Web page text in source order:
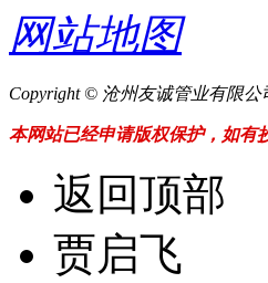
网站地图
Copyright © 沧州友诚管业有限公
本网站已经申请版权保护，如有
返回顶部
贾启飞